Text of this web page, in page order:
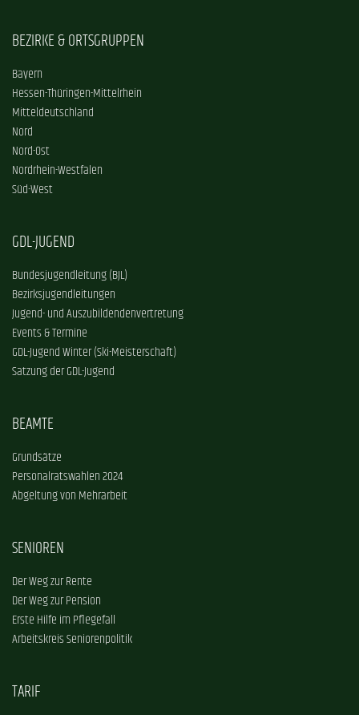
BEZIRKE & ORTSGRUPPEN
Bayern
Hessen-Thüringen-Mittelrhein
Mitteldeutschland
Nord
Nord-Ost
Nordrhein-Westfalen
Süd-West
GDL-JUGEND
Bundesjugendleitung (BJL)
Bezirksjugendleitungen
Jugend- und Auszubildendenvertretung
Events & Termine
GDL-Jugend Winter (Ski-Meisterschaft)
Satzung der GDL-Jugend
BEAMTE
Grundsätze
Personalratswahlen 2024
Abgeltung von Mehrarbeit
SENIOREN
Der Weg zur Rente
Der Weg zur Pension
Erste Hilfe im Pflegefall
Arbeitskreis Seniorenpolitik
TARIF